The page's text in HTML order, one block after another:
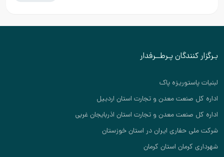
بـرگزار کنندگان پـرطــرفدار
لبنیات پاستوریزه پاک
اداره کل صنعت معدن و تجارت استان اردبیل
اداره کل صنعت معدن و تجارت استان اذربایجان غربی
شرکت ملی حفاری ایران در استان خوزستان
شهرداری کرمان استان کرمان